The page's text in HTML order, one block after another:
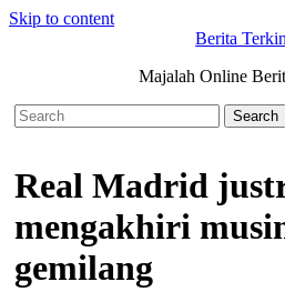
Skip to content
Berita
Majalah Online
Real Madrid
mengakhiri
gemilang